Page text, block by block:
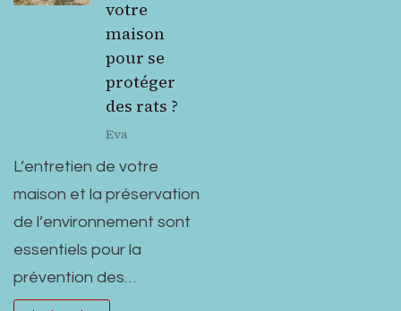
votre
maison
pour se
protéger
des rats ?
Eva
L’entretien de votre
maison et la préservation
de l’environnement sont
essentiels pour la
prévention des…